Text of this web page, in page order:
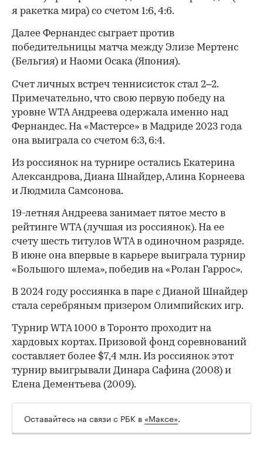
я ракетка мира) со счетом 1:6, 4:6.
Далее Фернандес сыграет против
победительницы матча между Элизе Мертенс
(Бельгия) и Наоми Осака (Япония).
Счет личных встреч теннисисток стал 2–2.
Примечательно, что свою первую победу на
уровне WTA Андреева одержала именно над
Фернандес. На «Мастерсе» в Мадриде 2023 года
она выиграла со счетом 6:3, 6:4.
Из россиянок на турнире остались Екатерина
Александрова, Диана Шнайдер, Алина Корнеева
и Людмила Самсонова.
19-летняя Андреева занимает пятое место в
рейтинге WTA (лучшая из россиянок). На ее
счету шесть титулов WTA в одиночном разряде.
В июне она впервые в карьере выиграла турнир
«Большого шлема», победив на «Ролан Гаррос».
В 2024 году россиянка в паре с Дианой Шнайдер
стала серебряным призером Олимпийских игр.
Турнир WTA 1000 в Торонто проходит на
хардовых кортах. Призовой фонд соревнований
составляет более $7,4 млн. Из россиянок этот
турнир выигрывали Динара Сафина (2008) и
Елена Дементьева (2009).
Оставайтесь на связи с РБК в «Максе».